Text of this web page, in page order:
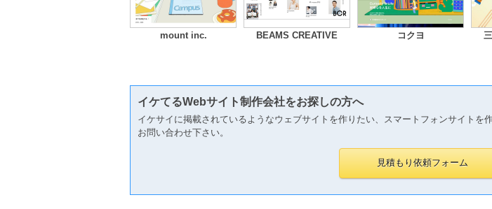
mount inc. BEAMS CREATIVE コクヨ
イケてるWebサイト制作会社をお探しの方へ
イケサイに掲載されているようなウェブサイトを作りたい、スマートフォンサイトを
お問い合わせ下さい。